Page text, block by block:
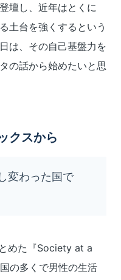
壇し、近年はとくに
土台を強くするという
は、その自己基盤力を
の話から始めたいと思
クスから
変わった国で
めた『Society at a
の多くで男性の生活